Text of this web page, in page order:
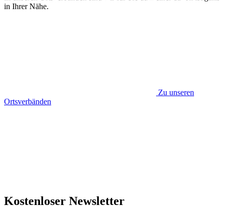
in Ihrer Nähe.
Zu unseren
Ortsverbänden
Kostenloser Newsletter